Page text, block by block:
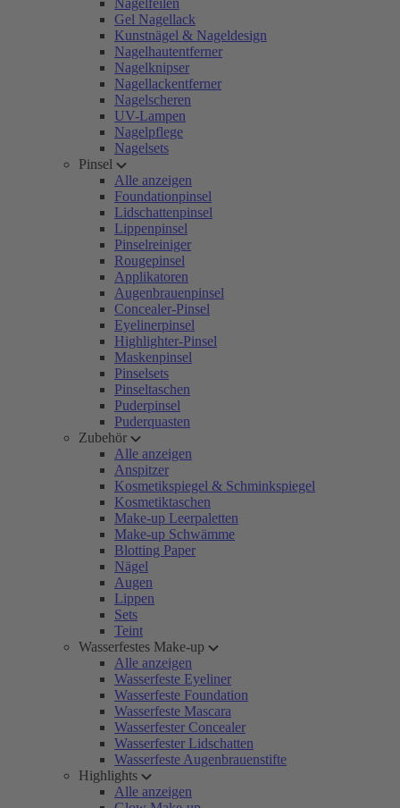
Nagelfeilen
Gel Nagellack
Kunstnägel & Nageldesign
Nagelhautentferner
Nagelknipser
Nagellackentferner
Nagelscheren
UV-Lampen
Nagelpflege
Nagelsets
Pinsel
Alle anzeigen
Foundationpinsel
Lidschattenpinsel
Lippenpinsel
Pinselreiniger
Rougepinsel
Applikatoren
Augenbrauenpinsel
Concealer-Pinsel
Eyelinerpinsel
Highlighter-Pinsel
Maskenpinsel
Pinselsets
Pinseltaschen
Puderpinsel
Puderquasten
Zubehör
Alle anzeigen
Anspitzer
Kosmetikspiegel & Schminkspiegel
Kosmetiktaschen
Make-up Leerpaletten
Make-up Schwämme
Blotting Paper
Nägel
Augen
Lippen
Sets
Teint
Wasserfestes Make-up
Alle anzeigen
Wasserfeste Eyeliner
Wasserfeste Foundation
Wasserfeste Mascara
Wasserfester Concealer
Wasserfester Lidschatten
Wasserfeste Augenbrauenstifte
Highlights
Alle anzeigen